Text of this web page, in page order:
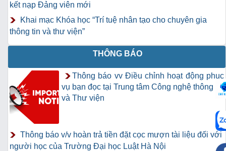
kết nạp Đảng viên mới
Khai mạc Khóa học “Trí tuệ nhân tạo cho chuyên gia
thông tin và thư viện”
THÔNG BÁO
Thông báo vv Điều chỉnh hoạt động phục
vụ bạn đọc tại Trung tâm Công nghệ thông tin
và Thư viện
Thông báo v/v hoàn trả tiền đặt cọc mượn tài liệu đối với
người học của Trường Đại học Luật Hà Nội